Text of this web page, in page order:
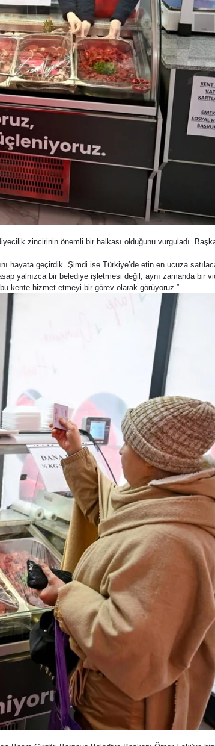
zincirinin önemli bir halkası olduğunu vurguladı.
hayata geçirdik. Şimdi ise Türkiye’de etin en ucuza
yalnızca bir belediye işletmesi değil, aynı zamanda bir
kente hizmet etmeyi bir görev olarak görüyoruz.”